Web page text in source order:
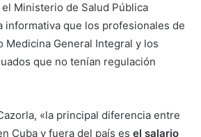
Ministerio de Salud Pública
informativa que los profesionales de
Medicina General Integral y los
que no tenían regulación
«la principal diferencia entre
Cuba y fuera del país es el salario